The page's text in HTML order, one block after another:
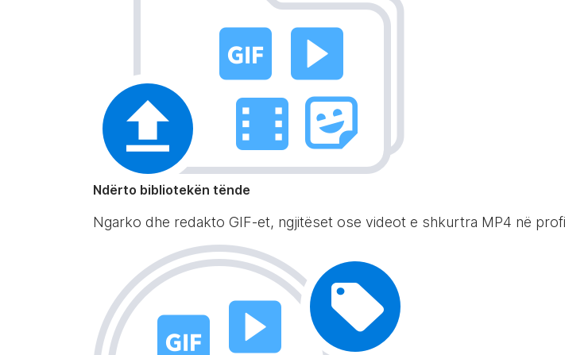
Ndërto bibliotekën tënde
Ngarko dhe redakto GIF-et, ngjitëset ose videot e shkurtra MP4 në